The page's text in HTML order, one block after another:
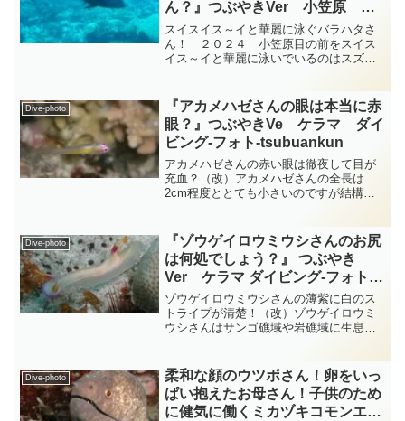
ん？』つぶやきVer 小笠原
diving-photo‐tsubuankun
スイスイス～イと華麗に泳ぐバラハタさ
ん！ ２０２４ 小笠原目の前をスイス
イス～イと華麗に泳いでいるのはスズキ
で成長しますが中には美味しいものをい
っぱい食べることができ...
Dive-photo
『アカメハゼさんの眼は本当に赤
眼？』つぶやきVe ケラマ ダイ
ビング‐フォト‐tsubuankun
アカメハゼさんの赤い眼は徹夜して目が
充血？（改）アカメハゼさんの全長は
2cm程度ととても小さいのですが結構動
シ類と呼ばれるサンゴさんに数十匹とい
う群れで一緒に行動してお...
Dive-photo
『ゾウゲイロウミウシさんのお尻
は何処でしょう？』 つぶやき
Ver ケラマ ダイビング‐フォト‐
tsubuankun
ゾウゲイロウミウシさんの薄紫に白のス
トライプが清楚！（改）ゾウゲイロウミ
ウシさんはサンゴ礁域や岩礁域に生息し
す・・・外套膜周縁部は極細い白色の線
で縁取られていますがこの白...
Dive-photo
柔和な顔のウツボさん！卵をいっ
ぱい抱えたお母さん！子供のため
に健気に働くミカヅキコモンエビ